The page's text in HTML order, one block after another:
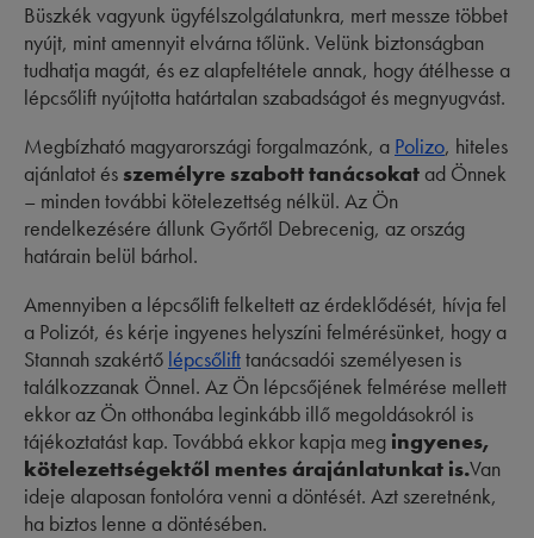
Büszkék vagyunk ügyfélszolgálatunkra, mert messze többet
nyújt, mint amennyit elvárna tőlünk. Velünk biztonságban
tudhatja magát, és ez alapfeltétele annak, hogy átélhesse a
lépcsőlift nyújtotta határtalan szabadságot és megnyugvást.
Megbízható magyarországi forgalmazónk, a Polizo, hiteles
ajánlatot ésszemélyre szabott tanácsokat ad Önnek
– minden további kötelezettség nélkül. Az Ön
rendelkezésére állunk Győrtől Debrecenig, az ország
határain belül bárhol.
Amennyiben a lépcsőlift felkeltett az érdeklődését, hívja fel
a Polizót, és kérje ingyenes helyszíni felmérésünket, hogy a
Stannah szakértő lépcsőlifttanácsadói személyesen is
találkozzanak Önnel. Az Ön lépcsőjének felmérése mellett
ekkor az Ön otthonába leginkább illő megoldásokról is
tájékoztatást kap. Továbbá ekkor kapja meg ingyenes,
kötelezettségektől mentes árajánlatunkat is.Van
ideje alaposan fontolóra venni a döntését. Azt szeretnénk,
ha biztos lenne a döntésében.